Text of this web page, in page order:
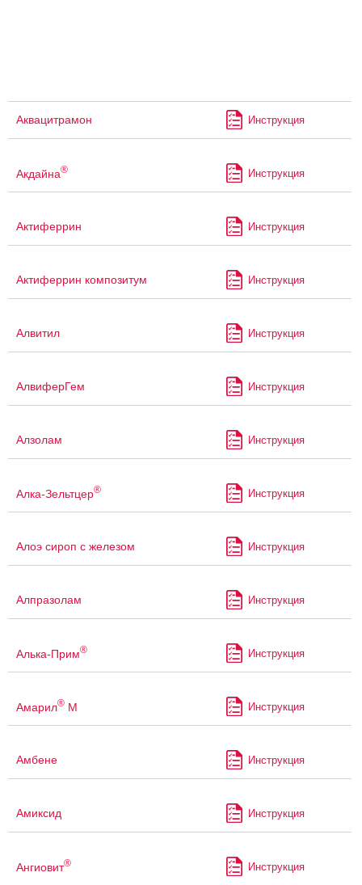
Аквацитрамон Инструкция
Акдайна® Инструкция
Актиферрин Инструкция
Актиферрин композитум Инструкция
Алвитил Инструкция
АлвиферГем Инструкция
Алзолам Инструкция
Алка-Зельтцер® Инструкция
Алоэ сироп с железом Инструкция
Алпразолам Инструкция
Алька-Прим® Инструкция
Амарил® М Инструкция
Амбене Инструкция
Амиксид Инструкция
Ангиовит® Инструкция